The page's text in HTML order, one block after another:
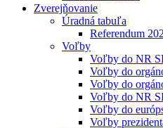
Zverejňovanie
Úradná tabuľa
Referendum
Voľby
Voľby do NR
Voľby do
Voľby do
Voľby do NR
Voľby do
Voľby